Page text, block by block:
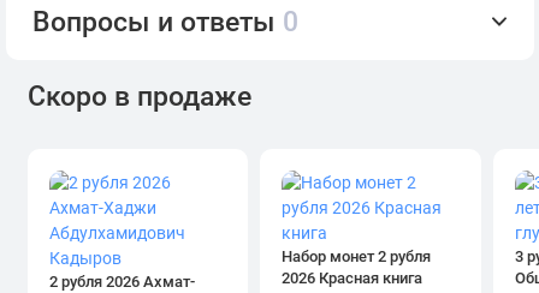
Вопросы и ответы 0
Скоро в продаже
2 рубля 2026 Ахмат-
Набор монет 2 рубля
2026 Красная книга
3